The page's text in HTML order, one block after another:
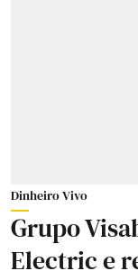
Dinheiro Vivo
Grupo
Electric e